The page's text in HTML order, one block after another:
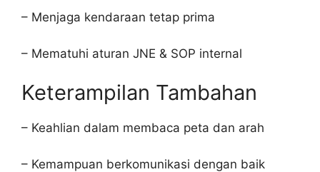
– Menjaga kendaraan tetap prima
– Mematuhi aturan JNE & SOP internal
Keterampilan Tambahan
– Keahlian dalam membaca peta dan arah
– Kemampuan berkomunikasi dengan baik